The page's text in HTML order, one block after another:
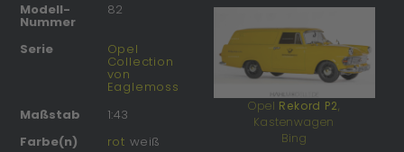
Modell-
Nummer
82
Serie Opel
Collection
von
Eaglemoss
Maßstab
1:43
Farbe(n)
rot weiß
Opel Rekord P2,
Kastenwagen
Bing